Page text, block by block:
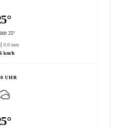
25°
0.0 mm
km/h
UHR